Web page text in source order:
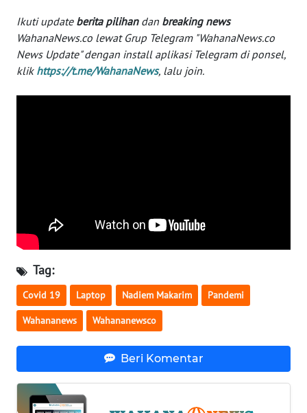
Ikuti update berita pilihandan breaking news
WahanaNews.co lewat Grup Telegram "WahanaNews.co
News Update" dengan install aplikasi Telegram di ponsel,
klik https://t.me/WahanaNews, lalu join.
Tag:
Covid 19 Laptop Nadiem Makarim Pandemi
Wahananews Wahananewsco
Beri Komentar
WN
NUSANTARA
WN
WN
KALBAR
WN
KALTENG
WN
WN
KALSEL